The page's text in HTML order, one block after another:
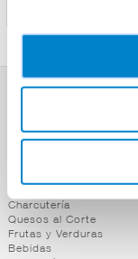
Alimentación
Charcutería
Quesos al Corte
Frutas y Verduras
Bebidas